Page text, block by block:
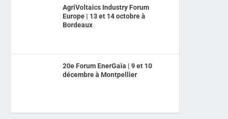
AgriVoltaics Industry Forum
Europe | 13 et 14 octobre à
Bordeaux
20e Forum EnerGaïa | 9 et 10
décembre à Montpellier